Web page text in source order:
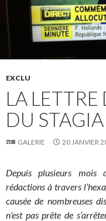
EXCLU
LA
DU
GALERIE 20 JANVIER
Depuis plusieurs
rédactions à travers
causée de nombreuses
n’est pas prête de